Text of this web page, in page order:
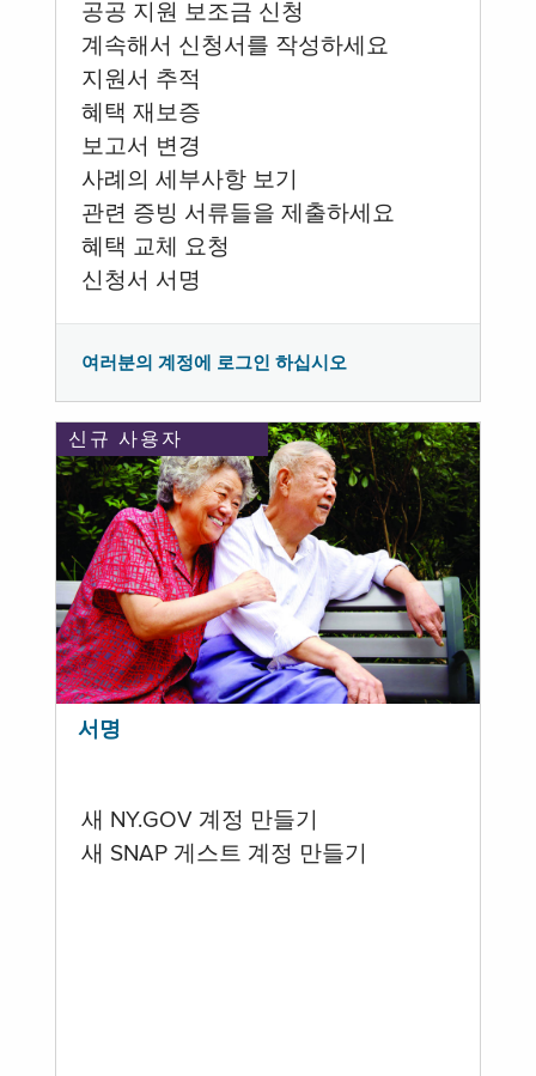
공공 지원 보조금 신청
계속해서 신청서를 작성하세요
지원서 추적
혜택 재보증
보고서 변경
사례의 세부사항 보기
관련 증빙 서류들을 제출하세요
혜택 교체 요청
신청서 서명
여러분의 계정에 로그인 하십시오
신규 사용자
서명
새 NY.GOV 계정 만들기
새 SNAP 게스트 계정 만들기